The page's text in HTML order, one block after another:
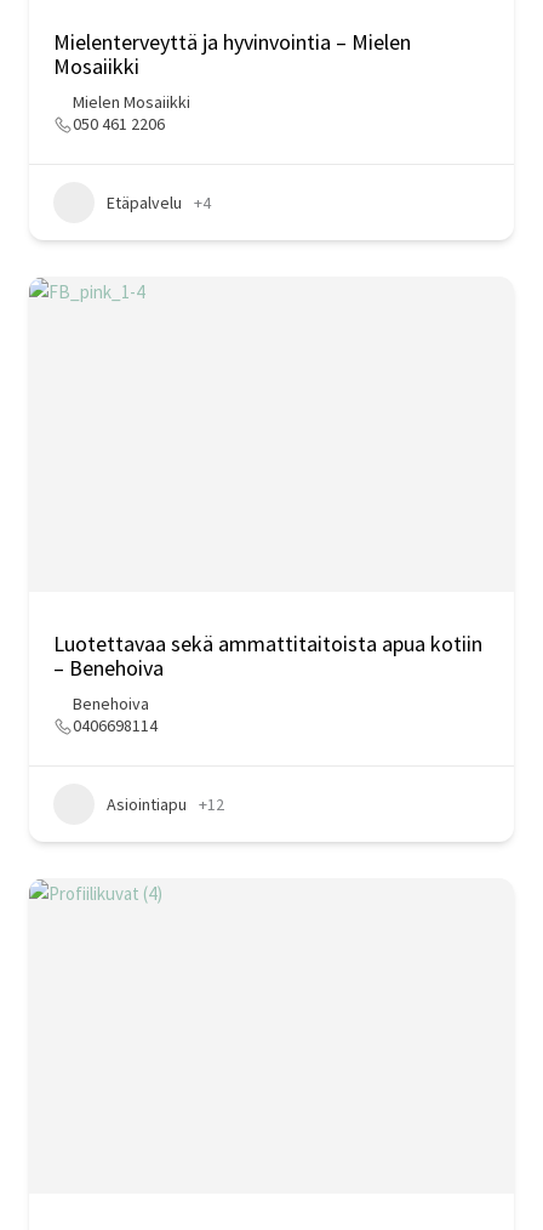
Mielenterveyttä ja hyvinvointia – Mielen
Mosaiikki
Mielen Mosaiikki
050 461 2206
Etäpalvelu +4
Luotettavaa sekä ammattitaitoista apua kotiin
– Benehoiva
Benehoiva
0406698114
Asiointiapu +12